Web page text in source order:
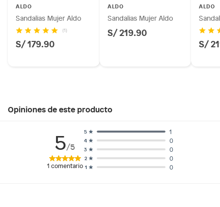
ALDO
Sandalias Mujer Aldo
(1)
S/ 179.90
ALDO
Sandalias Mujer Aldo
S/ 219.90
ALDO
S/
Opiniones de este producto
5/5
1 comentario 1 0
2 0
3 0
4 0
5 1